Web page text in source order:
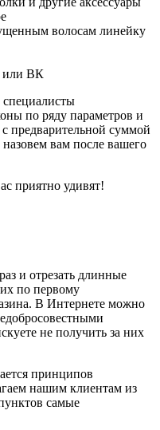
волосам линейку
или ВК
по ряду параметров и
предварительной суммой
вам после вашего
приятно удивят!
и отрезать длинные
по первому
В Интернете можно
не получить за них
принципов
нашим клиентам из
самые